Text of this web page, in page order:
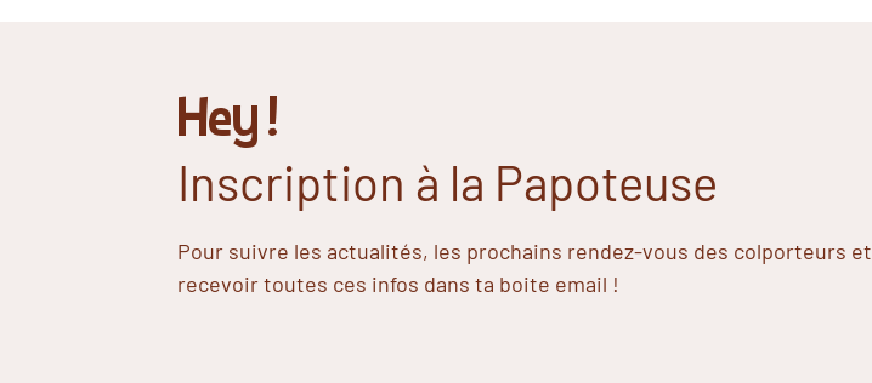
Hey !
Inscription à la Papoteuse
Pour suivre les actualités, les prochains rendez-vous des colporteurs et
recevoir toutes ces infos dans ta boite email !